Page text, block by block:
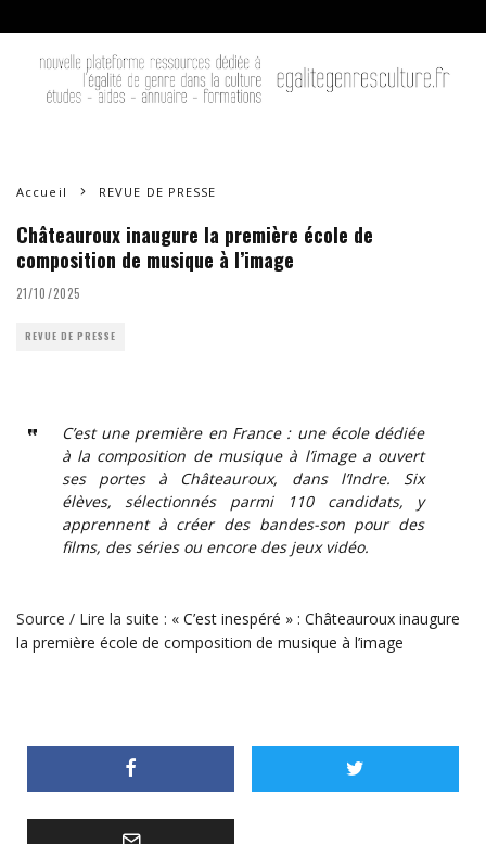
Accueil REVUE DE PRESSE
Châteauroux inaugure la première école de
composition de musique à l’image
21/10/2025
REVUE DE PRESSE
C’est une première en France : une école dédiée
à la composition de musique à l’image a ouvert
ses portes à Châteauroux, dans l’Indre. Six
élèves, sélectionnés parmi 110 candidats, y
apprennent à créer des bandes-son pour des
films, des séries ou encore des jeux vidéo.
Source / Lire la suite : « C’est inespéré » : Châteauroux inaugure
la première école de composition de musique à l’image